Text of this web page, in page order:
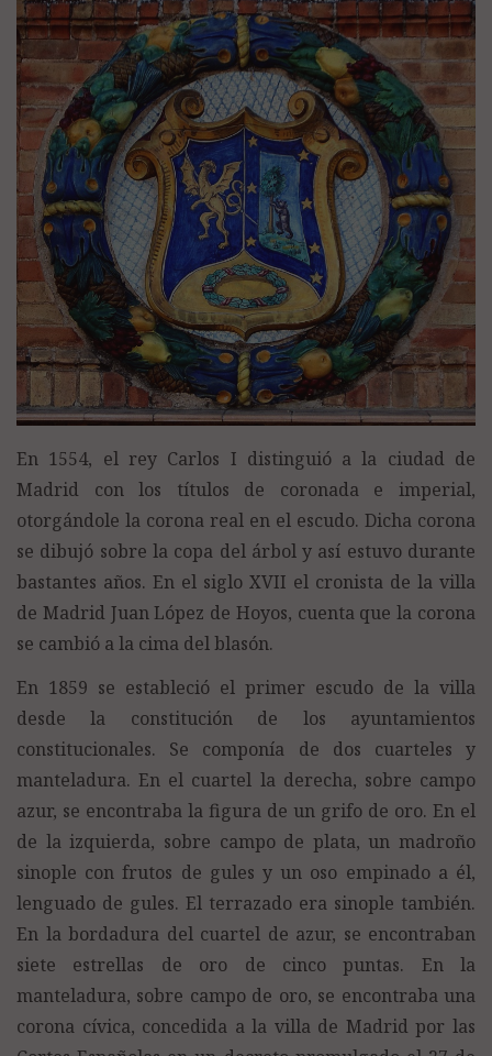
En 1554, el rey Carlos I distinguió a la ciudad de
Madrid con los títulos de coronada e imperial,
otorgándole la corona real en el escudo. Dicha corona
se dibujó sobre la copa del árbol y así estuvo durante
bastantes años. En el siglo XVII el cronista de la villa
de Madrid Juan López de Hoyos, cuenta que la corona
se cambió a la cima del blasón.
En 1859 se estableció el primer escudo de la villa
desde la constitución de los ayuntamientos
constitucionales. Se componía de dos cuarteles y
manteladura. En el cuartel la derecha, sobre campo
azur, se encontraba la figura de un grifo de oro. En el
de la izquierda, sobre campo de plata, un madroño
sinople con frutos de gules y un oso empinado a él,
lenguado de gules. El terrazado era sinople también.
En la bordadura del cuartel de azur, se encontraban
siete estrellas de oro de cinco puntas. En la
manteladura, sobre campo de oro, se encontraba una
corona cívica, concedida a la villa de Madrid por las